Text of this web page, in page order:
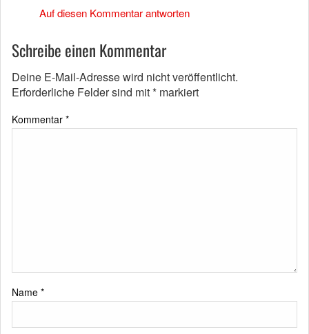
Auf diesen Kommentar antworten
Schreibe einen Kommentar
Deine E-Mail-Adresse wird nicht veröffentlicht.
Erforderliche Felder sind mit* markiert
Kommentar *
Name *